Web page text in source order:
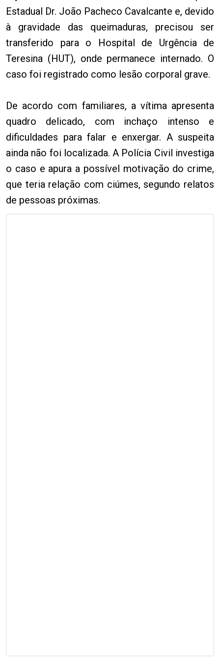
Estadual Dr. João Pacheco Cavalcante e, devido
à gravidade das queimaduras, precisou ser
transferido para o Hospital de Urgência de
Teresina (HUT), onde permanece internado. O
caso foi registrado como lesão corporal grave.
De acordo com familiares, a vítima apresenta
quadro delicado, com inchaço intenso e
dificuldades para falar e enxergar. A suspeita
ainda não foi localizada. A Polícia Civil investiga
o caso e apura a possível motivação do crime,
que teria relação com ciúmes, segundo relatos
de pessoas próximas.